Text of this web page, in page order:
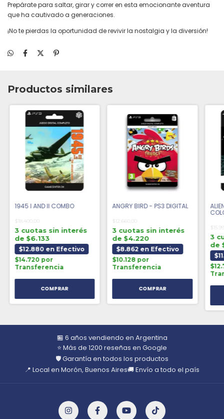
Prepárate para saltar, girar y correr en esta emocionante aventura
que ha cautivado a generaciones.
¡No te pierdas la oportunidad de revivir la nostalgia y la diversión!
Productos similares
1945 I AND II COMBO
$18.400,00
3 cuotas sin interés
de $6.133
$12.880 en Efectivo
$14.720 por
Transferencia
ANGRY BIRD - PS3 DIGITAL
$12.660,00
3 cuotas sin interés
de $4.220
$8.862 en Efectivo
$10.128 por
Transferencia
3
de
🏪 6 años vendiendo en Argentina
⭐ Más de 1200 reseñas en Google
🛡️ Garantía en todos los productos
📍 Local en Morón, Buenos Aires🚚 Envío a todo el país